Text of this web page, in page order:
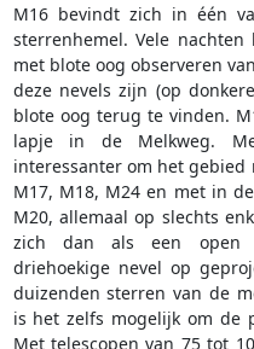
M16 bevindt zich in één
sterrenhemel. Vele
met blote oog observeren
deze nevels zijn (op
blote oog terug te vinden.
lapje in de Melkweg.
interessanter om het gebied
M17, M18, M24 en met in
M20, allemaal op slechts
zich dan als een open
driehoekige nevel op
duizenden sterren van de
is het zelfs mogelijk om de
Met telescopen van 75 tot